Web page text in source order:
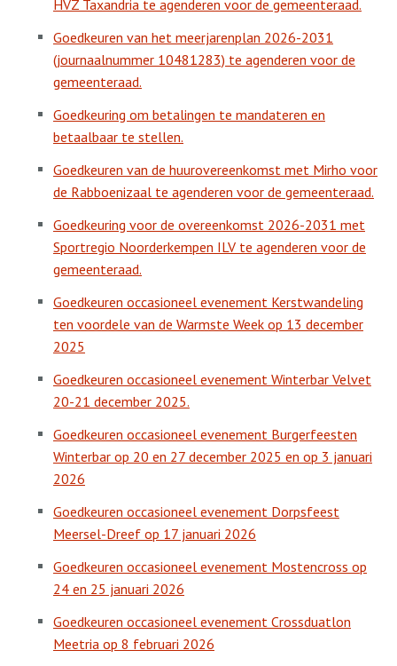
HVZ Taxandria te agenderen voor de gemeenteraad.
Goedkeuren van het meerjarenplan 2026-2031
(journaalnummer 10481283) te agenderen voor de
gemeenteraad.
Goedkeuring om betalingen te mandateren en
betaalbaar te stellen.
Goedkeuren van de huurovereenkomst met Mirho voor
de Rabboenizaal te agenderen voor de gemeenteraad.
Goedkeuring voor de overeenkomst 2026-2031 met
Sportregio Noorderkempen ILV te agenderen voor de
gemeenteraad.
Goedkeuren occasioneel evenement Kerstwandeling
ten voordele van de Warmste Week op 13 december
2025
Goedkeuren occasioneel evenement Winterbar Velvet
20-21 december 2025.
Goedkeuren occasioneel evenement Burgerfeesten
Winterbar op 20 en 27 december 2025 en op 3 januari
2026
Goedkeuren occasioneel evenement Dorpsfeest
Meersel-Dreef op 17 januari 2026
Goedkeuren occasioneel evenement Mostencross op
24 en 25 januari 2026
Goedkeuren occasioneel evenement Crossduatlon
Meetria op 8 februari 2026